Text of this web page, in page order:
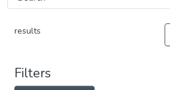
results
Filters